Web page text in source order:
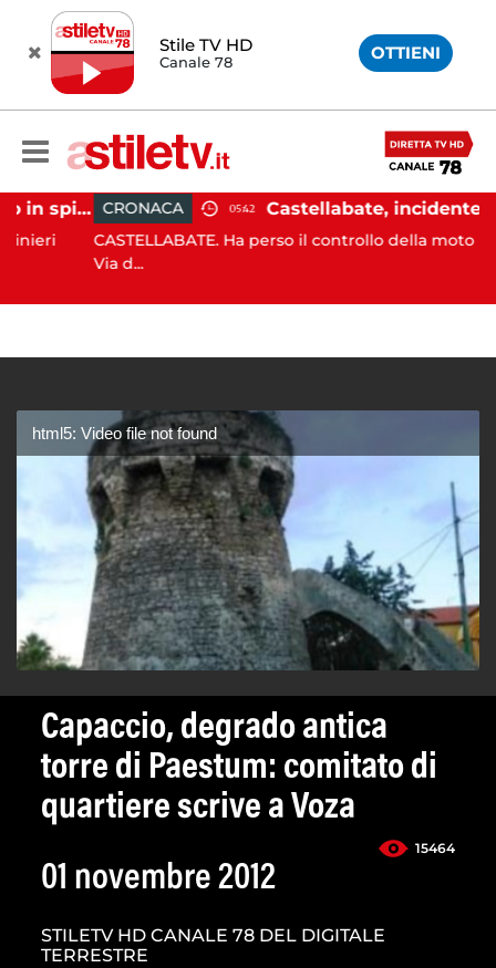
Stile TV HD
Canale 78 OTTIENI
Ischia, pusher sorpreso in spiaggia da carabinieri in Vespa CRONACA 05:42
CASTELLABATE. Ha perso il controllo della moto lungo
Via d...
html5: Video file not found
Capaccio, degrado antica
torre di Paestum: comitato di
quartiere scrive a Voza
15464
01 novembre 2012
STILETV HD CANALE 78 DEL DIGITALE
TERRESTRE